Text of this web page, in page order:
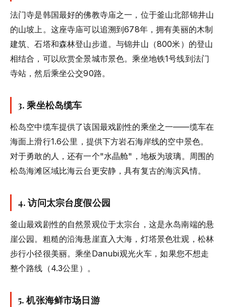
法门寺是韩国最好的佛教寺庙之一，位于釜山北部锦井山
的山坡上。这座寺庙可以追溯到678年，拥有美丽的木制
建筑、石塔和森林登山步道。与锦井山（800米）的登山
相结合，可以欣赏全景城市景色。乘坐地铁1号线到法门
寺站，然后乘坐公交90路。
3. 乘坐松岛缆车
松岛空中缆车提供了该国最戏剧性的乘坐之一——缆车在
海面上滑行1.6公里，提供下方岩石海岸线的空中景色。
对于勇敢的人，还有一个"水晶舱"，地板为玻璃。周围的
松岛海滩区域比海云台更安静，具有复古的海滨风情。
4. 访问太宗台度假公园
釜山最戏剧性的自然景观位于太宗台，这是永岛南端的悬
崖公园。粗糙的沿海悬崖直入大海，灯塔景色壮观，松林
步行小径很美丽。乘坐Danubi观光火车，如果您不想走
整个路线（4.3公里）。
5. 机张海鲜市场日游